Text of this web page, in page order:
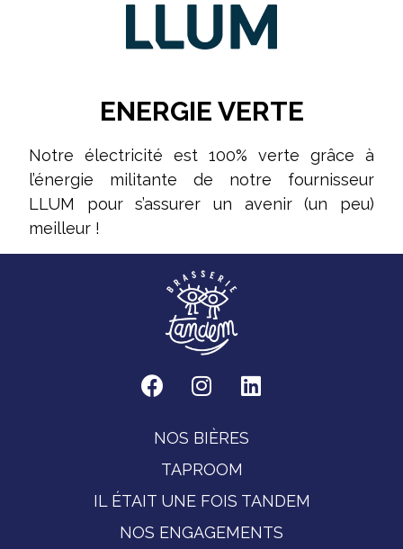
ENERGIE VERTE
Notre électricité est 100% verte grâce à
l’énergie militante de notre fournisseur
LLUM pour s’assurer un avenir (un peu)
meilleur !
NOS BIÈRES
TAPROOM
IL ÉTAIT UNE FOIS TANDEM
NOS ENGAGEMENTS